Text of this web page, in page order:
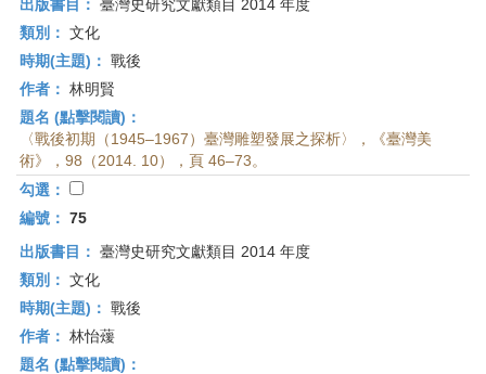
出版書目： 臺灣史研究文獻類目 2014 年度
類別： 文化
時期(主題)： 戰後
作者： 林明賢
題名 (點擊閱讀)：
〈戰後初期（1945–1967）臺灣雕塑發展之探析〉，《臺灣美
術》，98（2014. 10），頁 46–73。
勾選：
編號： 75
出版書目： 臺灣史研究文獻類目 2014 年度
類別： 文化
時期(主題)： 戰後
作者： 林怡蕿
題名 (點擊閱讀)：